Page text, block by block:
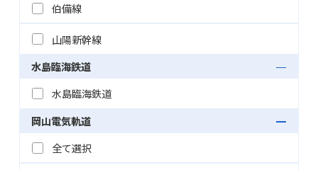
伯備線
山陽新幹線
水島臨海鉄道
水島臨海鉄道
岡山電気軌道
全て選択